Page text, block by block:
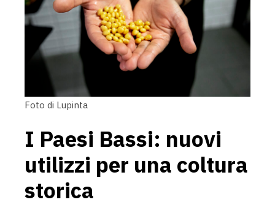
Foto di Lupinta
I Paesi Bassi: nuovi
utilizzi per una coltura
storica